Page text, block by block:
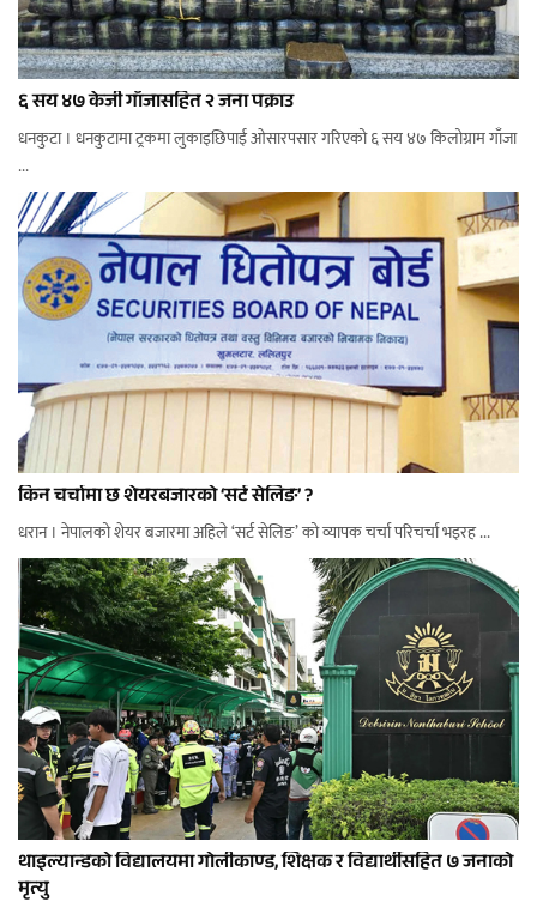
६ सय ४७ केजी गाँजासहित २ जना पक्राउ
धनकुटा । धनकुटामा ट्रकमा लुकाइछिपाई ओसारपसार गरिएको ६ सय ४७ किलोग्राम गाँजा
...
किन चर्चामा छ शेयरबजारको ‘सर्ट सेलिङ’ ?
धरान । नेपालको शेयर बजारमा अहिले ‘सर्ट सेलिङ’ को व्यापक चर्चा परिचर्चा भइरह ...
थाइल्यान्डको विद्यालयमा गोलीकाण्ड, शिक्षक र विद्यार्थीसहित ७ जनाको
मृत्यु